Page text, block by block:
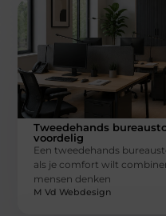
Tweedehands
voordelig
Een tweedehands
als je comfort wilt
mensen denken
M Vd Webdesign